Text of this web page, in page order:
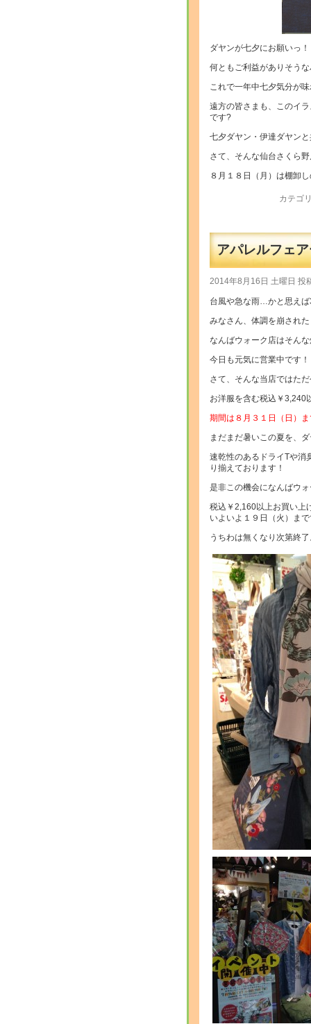
ダヤンが七夕にお願いっ
何ともご利益がありそう
これで一年中七夕気分が
遠方の皆さまも、このイ
です?
七夕ダヤン・伊達ダヤン
さて、そんな仙台さくら
８月１８日（月）は棚卸
カテゴ
アパレルフェ
2014年8月16日 土曜日 投
台風や急な雨…かと思え
みなさん、体調を崩され
なんばウォーク店はそん
今日も元気に営業中です
さて、そんな当店ではた
お洋服を含む税込￥3,240
期間は８月３１日（日）
まだまだ暑いこの夏を、
速乾性のあるドライTや消
り揃えております！
是非この機会になんばウ
税込￥2,160以上お買い上
いよいよ１９日（火）ま
うちわは無くなり次第終